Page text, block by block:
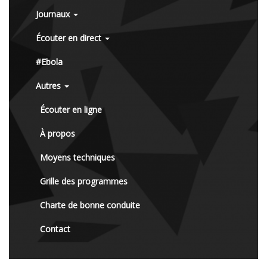
Journaux
Écouter en direct
#Ebola
Autres
Écouter en ligne
À propos
Moyens techniques
Grille des programmes
Charte de bonne conduite
Contact